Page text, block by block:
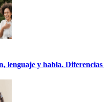
lenguaje y habla.